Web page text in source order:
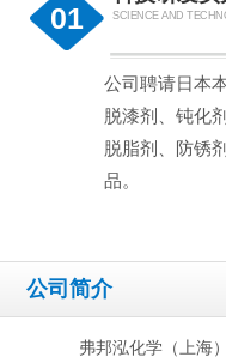
01 SCIENCE AND
公司聘请日本
脱漆剂、钝化
脱脂剂、防锈
品。
公司简介
弗邦泓化学（上海